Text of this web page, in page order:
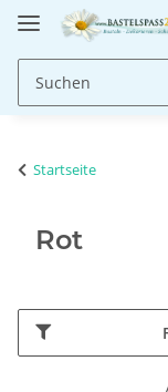
Startseite
Rot